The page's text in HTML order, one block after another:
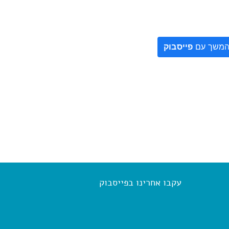
המשך עם פייסבוק
עקבו אחרינו בפייסבוק